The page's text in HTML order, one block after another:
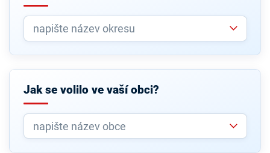
Jak se volilo ve vaší obci?